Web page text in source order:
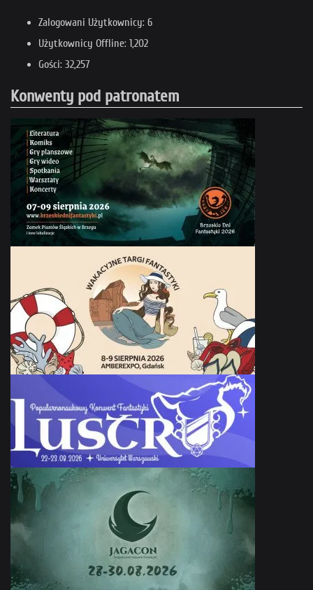
Zalogowani Użytkownicy: 6
Użytkownicy Offline: 1,202
Gości: 32,257
Konwenty pod patronatem